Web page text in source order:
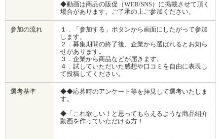
◆動画は商品の販促（WEB/SNS）に掲載させて頂く
場合があります。ご了承の上ご参加ください。
参加の流れ
１．「参加する」ボタンから画面にしたがって参加
します。
２．募集期間の終了後、企業から選ばれるとお知ら
せがあります。
３．企業から商品などが届きます。
４．試していただいた感想や口コミを自由に表現し
て投稿してください。
選考基準
◆◆応募時のアンケート等を拝見して選考いたしま
す。
◆「これ欲しい！と思ってもらえるような商品紹介
動画を作っていただける方！